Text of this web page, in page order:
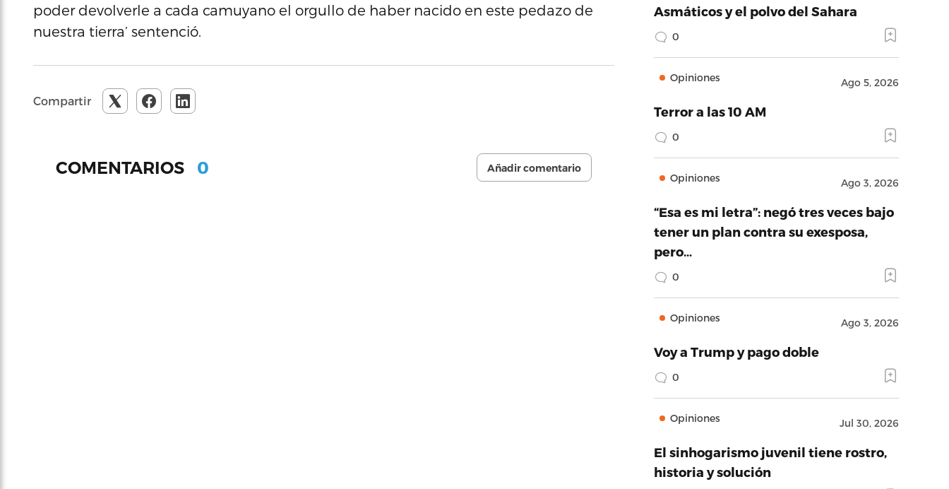
poder devolverle a cada camuyano el orgullo de haber nacido en este pedazo de
nuestra tierra’ sentenció.
Compartir
COMENTARIOS 0 Añadir comentario
Asmáticos y el polvo del Sahara
0
Opiniones Ago 5, 2026
Terror a las 10 AM
0
Opiniones Ago 3, 2026
“Esa es mi letra”: negó tres veces bajo
tener un plan contra su exesposa,
pero…
0
Opiniones Ago 3, 2026
Voy a Trump y pago doble
0
Opiniones Jul 30, 2026
El sinhogarismo juvenil tiene rostro,
historia y solución